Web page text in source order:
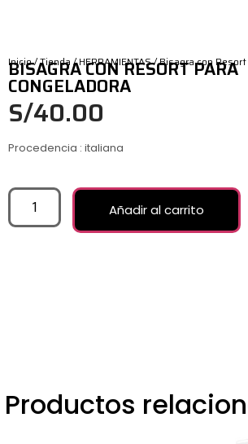
Inicio/Tienda /HERRAMIENTAS/ Bisagra con
BISAGRA CON RESORT PARA
CONGELADORA
S/40.00
Procedencia : italiana
Añadir al carrito
Productos